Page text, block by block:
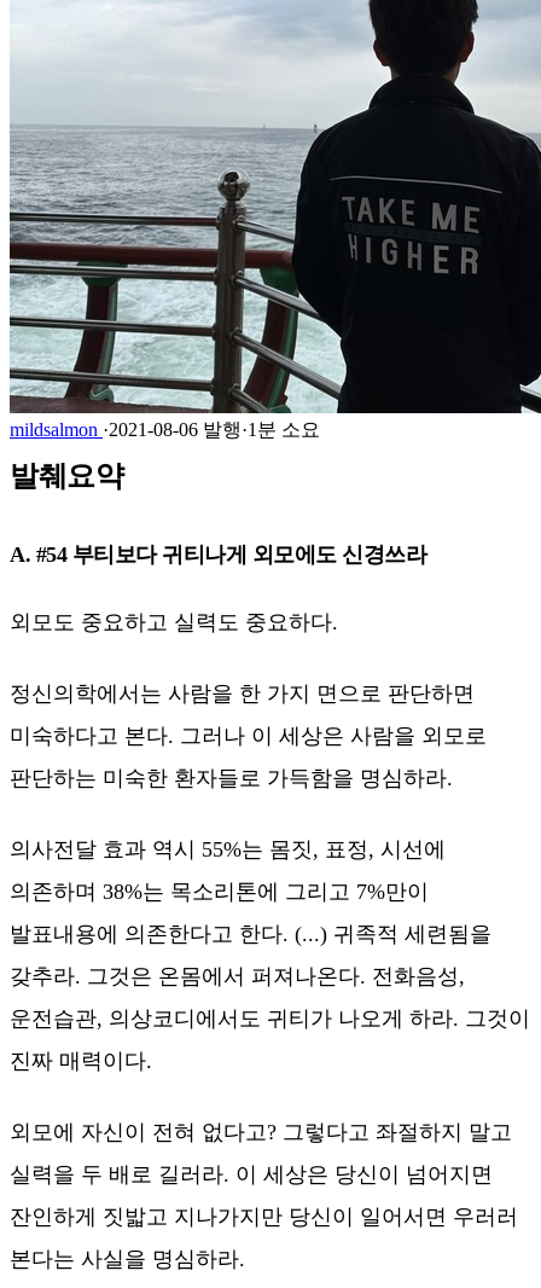
mildsalmon ·2021-08-06 발행·1분 소요
발췌요약
A. #54 부티보다 귀티나게 외모에도 신경쓰라
외모도 중요하고 실력도 중요하다.
정신의학에서는 사람을 한 가지 면으로 판단하면
미숙하다고 본다. 그러나 이 세상은 사람을 외모로
판단하는 미숙한 환자들로 가득함을 명심하라.
의사전달 효과 역시 55%는 몸짓, 표정, 시선에
의존하며 38%는 목소리톤에 그리고 7%만이
발표내용에 의존한다고 한다. (...) 귀족적 세련됨을
갖추라. 그것은 온몸에서 퍼져나온다. 전화음성,
운전습관, 의상코디에서도 귀티가 나오게 하라. 그것이
진짜 매력이다.
외모에 자신이 전혀 없다고? 그렇다고 좌절하지 말고
실력을 두 배로 길러라. 이 세상은 당신이 넘어지면
잔인하게 짓밟고 지나가지만 당신이 일어서면 우러러
본다는 사실을 명심하라.